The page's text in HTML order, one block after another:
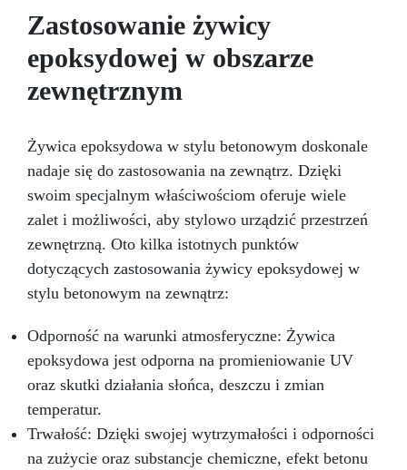
naprawczych, w zaledwie 24 godziny.
Wszechstronny i personalizowany: Nadaje się
do betonu, cementu, starych nawierzchni i
ziemi utwardzonej (po wcześniejszej
konsultacji).
Żywice odporne na upływ
czasu: Nowoczesne żywice gwarantują
przez wiele lat.
Zastosowanie żywicy
epoksydowej w obszarze
zewnętrznym
Żywica epoksydowa w stylu betonowym doskonale
nadaje się do zastosowania na zewnątrz. Dzięki
swoim specjalnym właściwościom oferuje wiele
zalet i możliwości, aby stylowo urządzić przestrzeń
zewnętrzną. Oto kilka istotnych punktów
dotyczących zastosowania żywicy epoksydowej w
stylu betonowym na zewnątrz:
Odporność na warunki atmosferyczne: Żywica
epoksydowa jest odporna na promieniowanie UV
oraz skutki działania słońca, deszczu i zmian
temperatur.
Trwałość: Dzięki swojej wytrzymałości i odporności
na zużycie oraz substancje chemiczne, efekt betonu